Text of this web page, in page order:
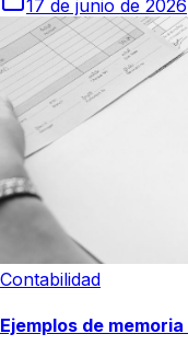
17 de junio de 2026
Contabilidad
Ejemplos de